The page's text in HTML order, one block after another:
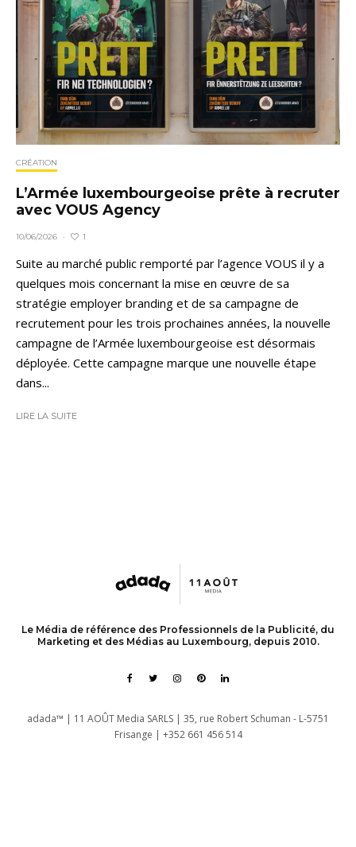
CRÉATION
L’Armée luxembourgeoise prête à recruter
avec VOUS Agency
10/06/2026 · 1
Suite au marché public remporté par l’agence VOUS il y a
quelques mois concernant la mise en œuvre de sa
stratégie employer branding et de sa campagne de
recrutement pour les trois prochaines années, la nouvelle
campagne de l’Armée luxembourgeoise est désormais
déployée. Cette campagne marque une nouvelle étape
dans...
LIRE LA SUITE
Le Média de référence des Professionnels de la Publicité, du
Marketing et des Médias au Luxembourg, depuis 2010.
adada™ | 11 AOÛT Media SARLS | 35, rue Robert Schuman - L-5751
Frisange | +352 661 456 514